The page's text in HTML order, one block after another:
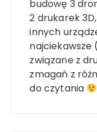
budowę 3
2 drukarek
innych
najciekawsze
związane z
zmagań z
do czytania